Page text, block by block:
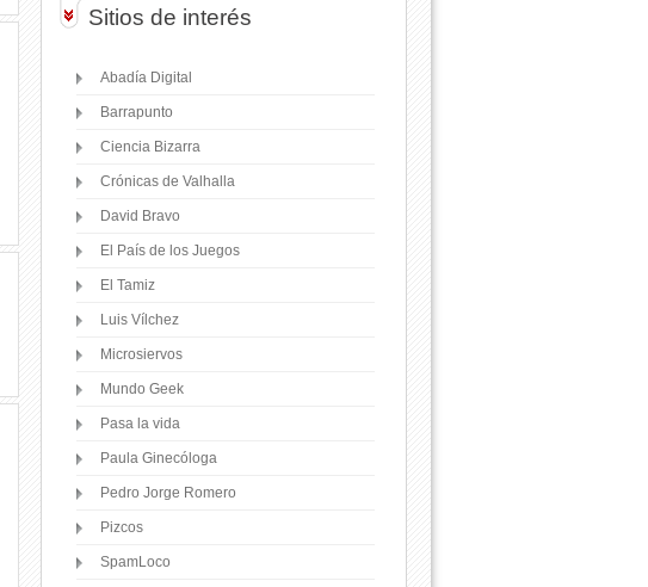
Sitios de interés
Abadía Digital
Barrapunto
Ciencia Bizarra
Crónicas de Valhalla
David Bravo
El País de los Juegos
El Tamiz
Luis Vílchez
Microsiervos
Mundo Geek
Pasa la vida
Paula Ginecóloga
Pedro Jorge Romero
Pizcos
SpamLoco